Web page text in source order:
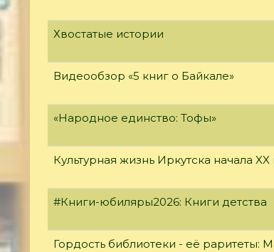
Хвостатые истории
Видеообзор «5 книг о Байкале»
«Народное единство: Тофы»
Культурная жизнь Иркутска начала XX
#Книги-юбиляры2026: Книги детства
Гордость библиотеки - её раритеты: